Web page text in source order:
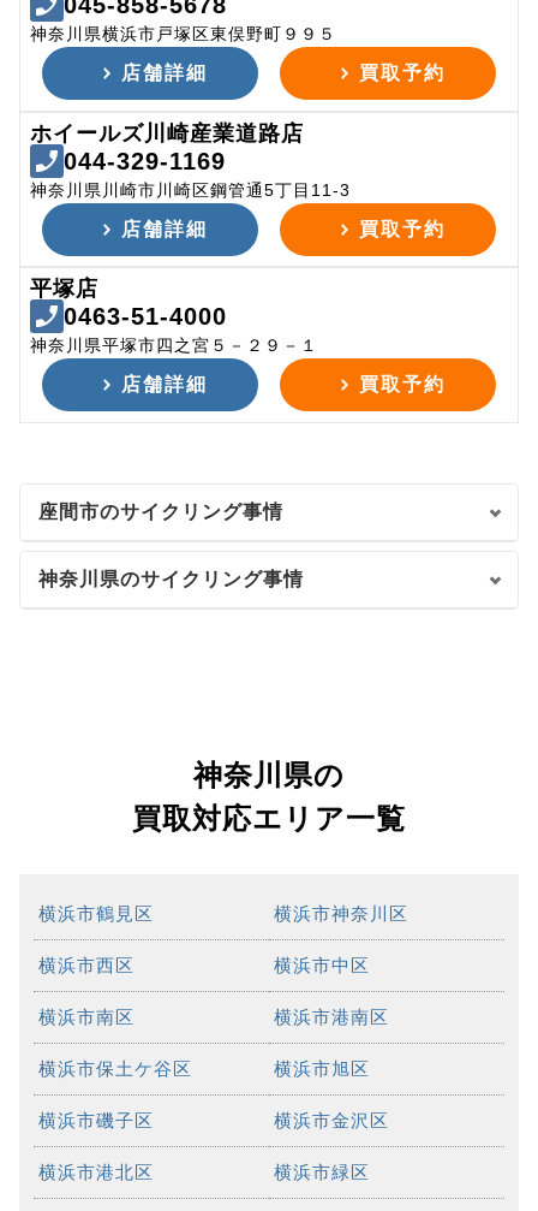
神奈川県横浜市戸塚区東俣野町９９５
店舗詳細 買取予約
ホイールズ川崎産業道路店
044-329-1169
神奈川県川崎市川崎区鋼管通5丁目11-3
店舗詳細 買取予約
平塚店
0463-51-4000
神奈川県平塚市四之宮５－２９－１
店舗詳細 買取予約
座間市のサイクリング事情
神奈川県のサイクリング事情
神奈川県の
買取対応エリア一覧
横浜市鶴見区 横浜市神奈川区
横浜市西区 横浜市中区
横浜市南区 横浜市港南区
横浜市保土ケ谷区 横浜市旭区
横浜市磯子区 横浜市金沢区
横浜市港北区 横浜市緑区